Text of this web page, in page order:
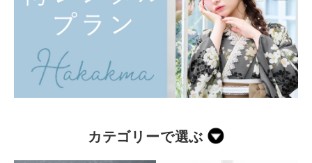
カテゴリーで選ぶ